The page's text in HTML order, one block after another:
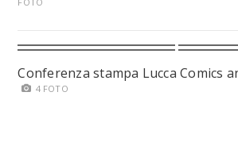
Conferenza stampa Lucca Comics
4 FOTO